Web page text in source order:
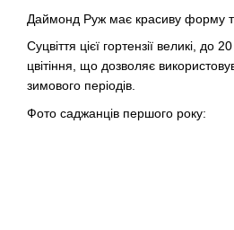
Даймонд Руж має красиву форму та
Суцвіття цієї гортензії великі,
цвітіння, що дозволяє
зимового періодів.
Фото саджанців першого року: